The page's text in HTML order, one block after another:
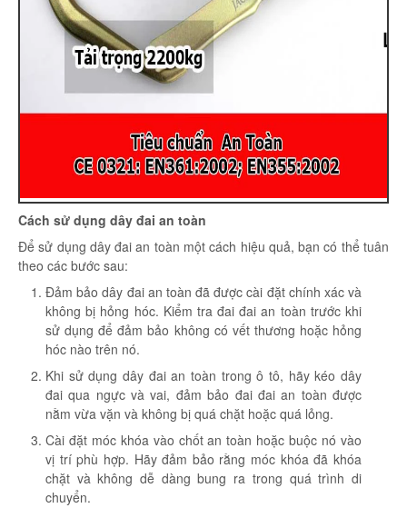
Cách sử dụng dây đai an toàn
Để sử dụng dây đai an toàn một cách hiệu quả, bạn có thể tuân
theo các bước sau:
Đảm bảo dây đai an toàn đã được cài đặt chính xác và
không bị hỏng hóc. Kiểm tra đai đai an toàn trước khi
sử dụng để đảm bảo không có vết thương hoặc hỏng
hóc nào trên nó.
Khi sử dụng dây đai an toàn trong ô tô, hãy kéo dây
đai qua ngực và vai, đảm bảo đai đai an toàn được
nằm vừa vặn và không bị quá chặt hoặc quá lỏng.
Cài đặt móc khóa vào chốt an toàn hoặc buộc nó vào
vị trí phù hợp. Hãy đảm bảo rằng móc khóa đã khóa
chặt và không dễ dàng bung ra trong quá trình di
chuyển.